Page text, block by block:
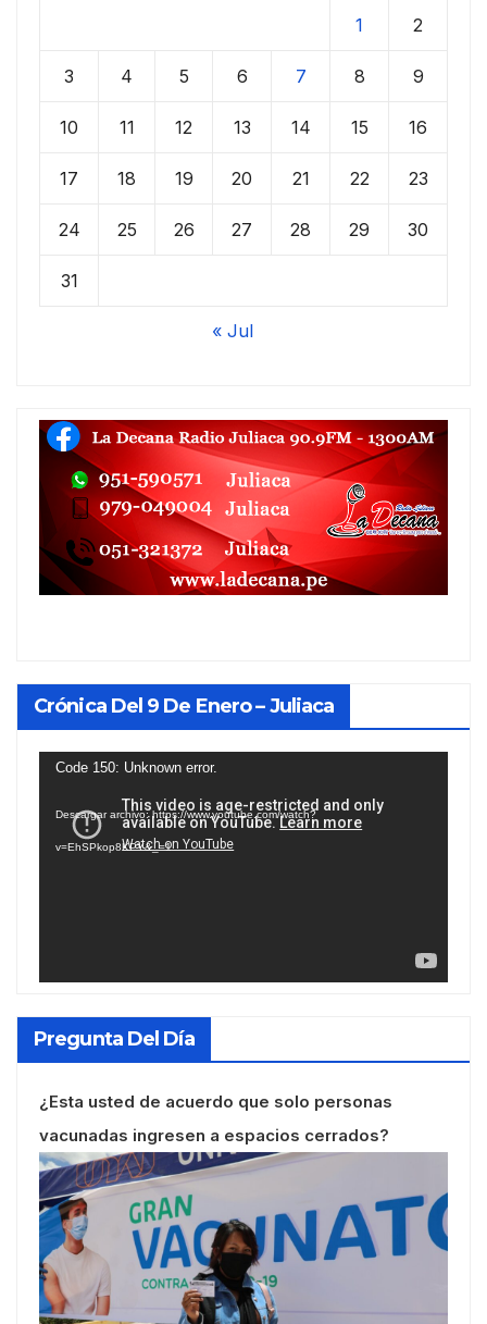
1 2
3 4 5 6 7 8 9
10 11 12 13 14 15 16
17 18 19 20 21 22 23
24 25 26 27 28 29 30
31
« Jul
Crónica Del 9 De Enero – Juliaca
Reproductor
vídeo
Code 150: Unknown error.
Descargar archivo: https://www.youtube.com/watch?
v=EhSPkop8KPY&_=1
Pregunta Del Día
¿Esta usted de acuerdo que solo personas
vacunadas ingresen a espacios cerrados?